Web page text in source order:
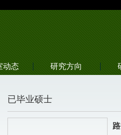
动态 研究方向
已毕业硕士